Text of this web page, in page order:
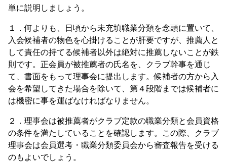
単に説明しましょう。
１．何よりも、日頃から未充填職業分類を念頭に置いて、
入会候補者の物色を心掛けることが肝要ですが、推薦人と
して責任の持てる候補者以外は絶対に推薦しないことが鉄
則です。正会員が被推薦者の氏名を、クラブ幹事を通じ
て、書面をもって理事会に提出します。候補者の方から入
会を希望してきた場合を除いて、第４段階までは候補者に
は機密に事を運ばなければなりません。
２．理事会は被推薦者がクラブ定款の職業分類と会員資格
の条件を満たしていることを確認します。この際、クラブ
理事会は会員選考・職業分類委員会から審査報告を受ける
のもよいでしょう。